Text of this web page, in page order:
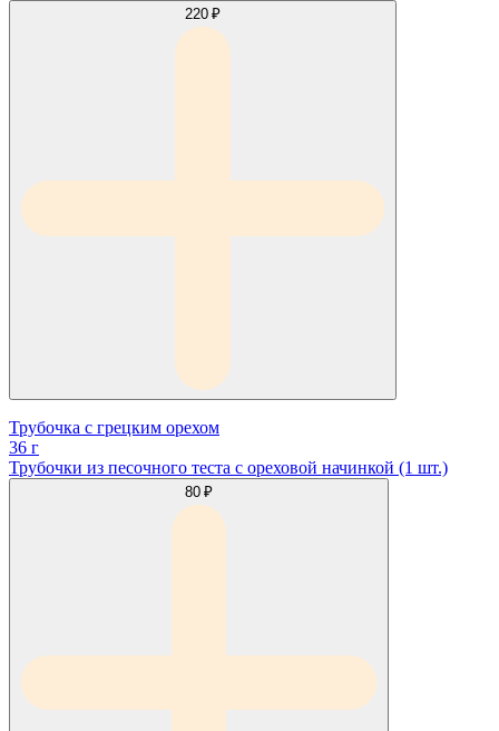
220 ₽
Трубочка с грецким орехом
36 г
Трубочки из песочного теста с ореховой начинкой (1 шт.)
80 ₽